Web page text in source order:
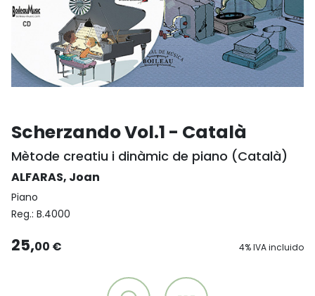
Scherzando Vol.1 - Català
Mètode creatiu i dinàmic de piano (Català)
ALFARAS, Joan
Piano
Reg.: B.4000
25,00 € 4% IVA incluido